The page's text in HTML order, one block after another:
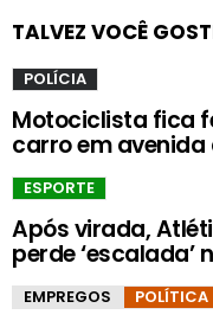
TALVEZ VOCÊ
POLÍCIA
Motociclista fica
carro em avenida
ESPORTE
Após virada,
perde ‘escalada’
EMPREGOS POLÍTICA